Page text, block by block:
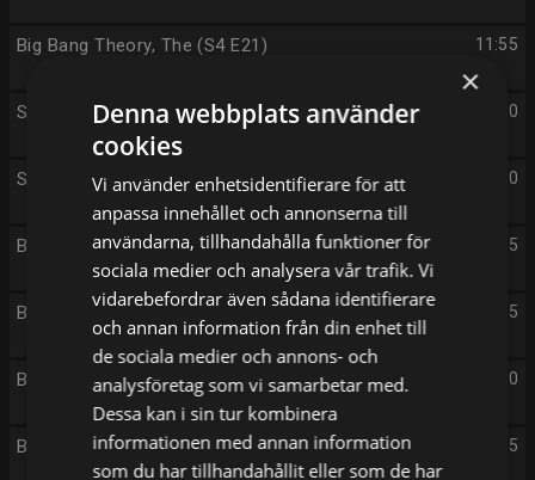
11:55
Big Bang Theory, The (S4 E21)
12:20
SOS Västkust (S1 E7)
13:30
SOS Västkust (S1 E8)
14:35
Border Security (S1 E15)
15:15
Border Security (S1 E16)
15:50
Border Security (S1 E17)
16:25
Border Security (S1 E18)
×
Denna webbplats använder
cookies
Vi använder enhetsidentifierare för att
anpassa innehållet och annonserna till
användarna, tillhandahålla funktioner för
sociala medier och analysera vår trafik. Vi
vidarebefordrar även sådana identifierare
och annan information från din enhet till
de sociala medier och annons- och
analysföretag som vi samarbetar med.
Dessa kan i sin tur kombinera
informationen med annan information
som du har tillhandahållit eller som de har